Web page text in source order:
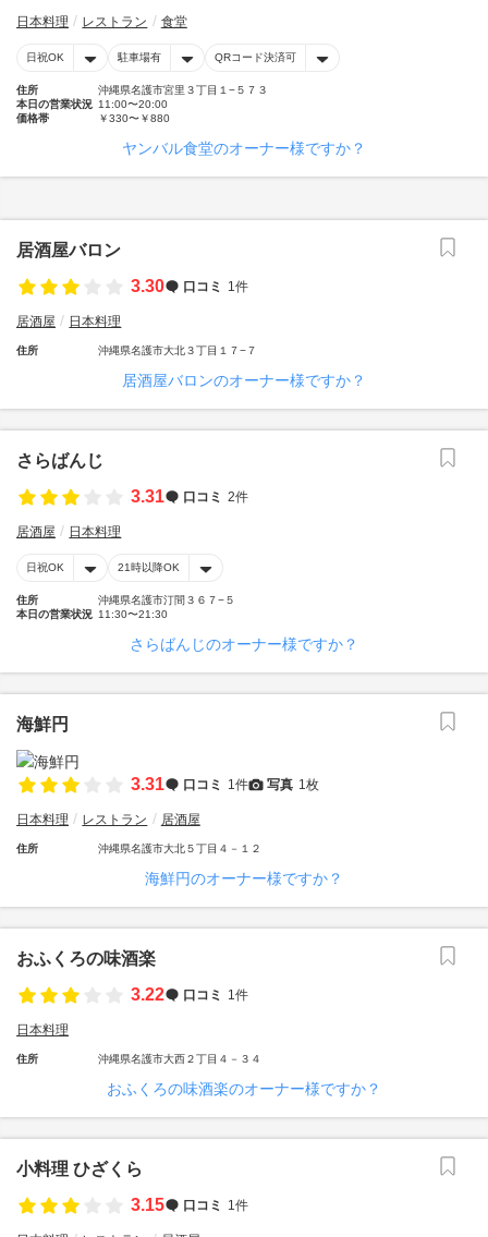
日本料理 レストラン 食堂
日祝OK 駐車場有 QRコード決済可
住所
沖縄県名護市宮里３丁目１−５７３
本日の営業状況 11:00〜20:00
価格帯
￥330〜￥880
ヤンバル食堂のオーナー様ですか？
居酒屋バロン
3.30
口コミ 1件
居酒屋 日本料理
住所 沖縄県名護市大北３丁目１７−７
居酒屋バロンのオーナー様ですか？
さらばんじ
3.31
口コミ 2件
居酒屋 日本料理
日祝OK 21時以降OK
住所
沖縄県名護市汀間３６７−５
本日の営業状況 11:30〜21:30
さらばんじのオーナー様ですか？
海鮮円
3.31 口コミ 1件 写真 1枚
日本料理 レストラン 居酒屋
住所 沖縄県名護市大北５丁目４－１２
海鮮円のオーナー様ですか？
おふくろの味酒楽
3.22
口コミ 1件
日本料理
住所 沖縄県名護市大西２丁目４－３４
おふくろの味酒楽のオーナー様ですか？
小料理 ひざくら
3.15
口コミ 1件